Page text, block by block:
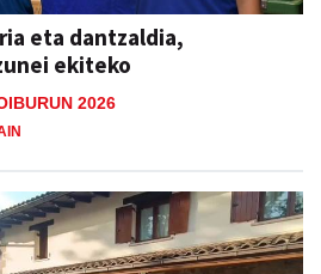
eta dantzaldia,
ekiteko
2026